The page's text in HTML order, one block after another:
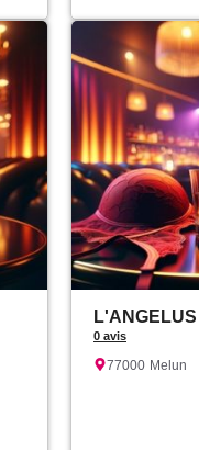
L'ANGELUS
0 avis
77000 Melun